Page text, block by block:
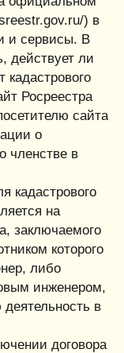
) в
и сервисы. В
действует ли
кадастрового
Росреестра
сайта
о
членстве в
кадастрового
на
заключаемого
которого
либо
инженером,
в
договора